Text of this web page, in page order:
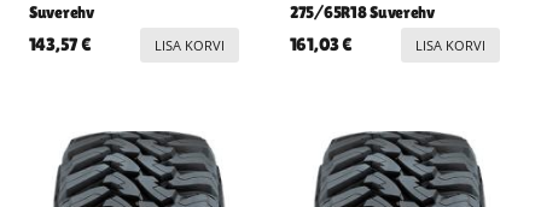
Suverehv
143,57€ LISA KORVI
275/65R18 Suverehv
161,03€ LISA KORVI